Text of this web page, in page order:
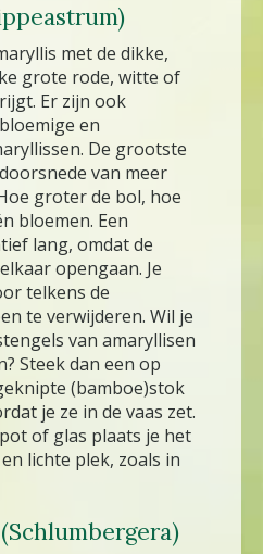
met de dikke,
grote rode, witte of
Er zijn ook
en
De grootste
van meer
groter de bol, hoe
bloemen. Een
lang, omdat de
opengaan. Je
telkens de
te verwijderen. Wil je
van amaryllisen
Steek dan een op
(bamboe)stok
je ze in de vaas zet.
of glas plaats je het
lichte plek, zoals in